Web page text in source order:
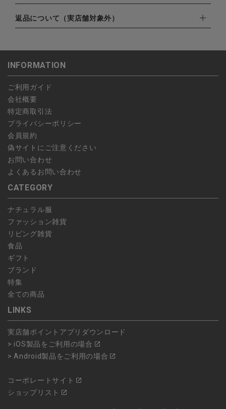
・amazonペイメント
・楽天ペイ
・PayPay
北海道：1,400円
ご注文日当日から翌日のAM9:00までにご連絡頂いた場合はキャ
ンセルは可能です。
します。
予約商品など一部キャンセルが出来ない場合がございます。あら
かじめご了承ください。
返品について（実店舗対象外）
こちら よりご依頼ください。
INFORMATION
ご利用ガイド
会社概要
特定商取引法
プライバシーポリシー
会員規約
偽サイトにご注意ください
お問い合わせ
よくあるお問い合わせ
CATEGORY
ナチュラル服
ファッション雑貨
リビング雑貨
食品
ギフト
ブランド
特集
全ての商品
LINKS
実店舗ポイントアプリダウンロード
> iOS製品をご利用の場合
> Android製品をご利用の場合
コーポレートサイト
ショップリスト